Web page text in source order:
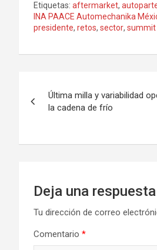
Etiquetas: aftermarket,
INA PAACE Automechanika
presidente, retos, sector, summit
de
Última milla y variabilidad
la cadena de frío
Deja una respuesta
Tu dirección de correo
Comentario *